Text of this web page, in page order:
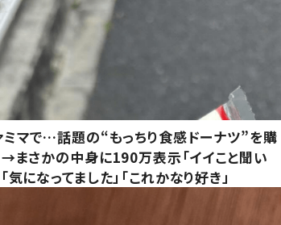
ミマで…話題の“もっちり食感ドーナツ”を購
→まさかの中身に190万表示「イイこと聞い
「気になってました」「これかなり好き」